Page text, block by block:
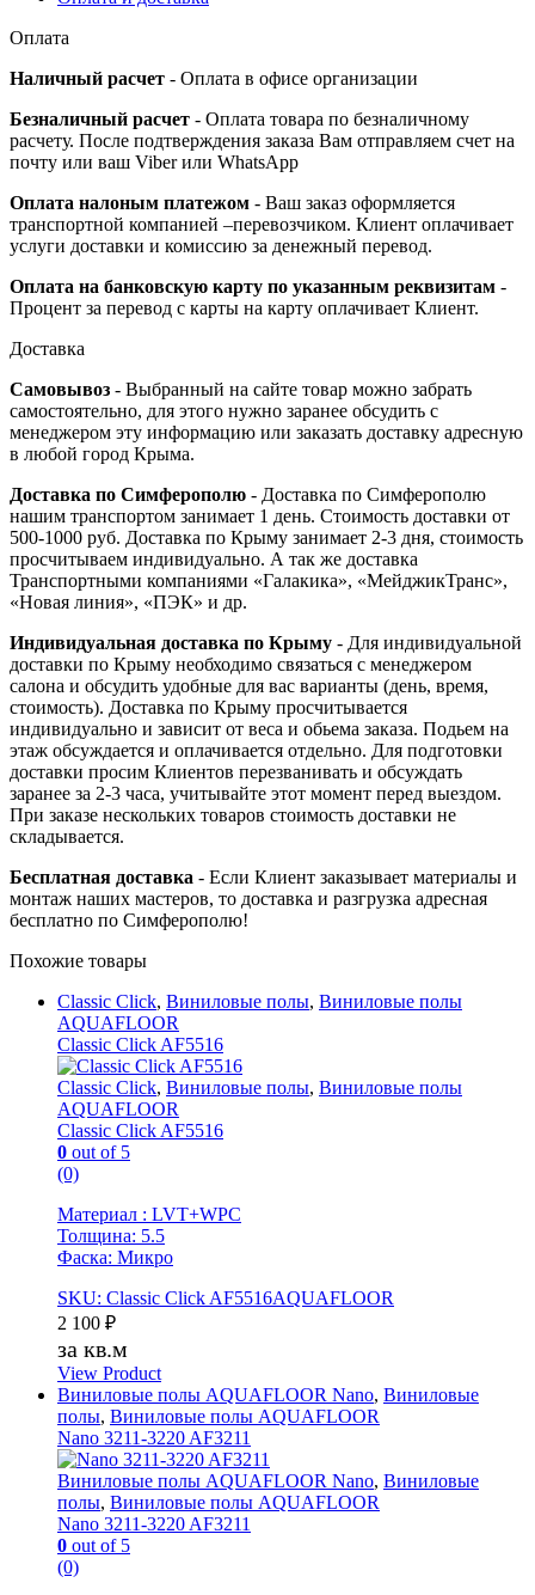
Оплата
Наличный расчет - Оплата в офисе организации
Безналичный расчет - Оплата товара по безналичному
расчету. После подтверждения заказа Вам отправляем счет на
почту или ваш Viber или WhatsApp
Оплата налоным платежом - Ваш заказ оформляется
транспортной компанией –перевозчиком. Клиент оплачивает
услуги доставки и комиссию за денежный перевод.
Оплата на банковскую карту по указанным реквизитам -
Процент за перевод с карты на карту оплачивает Клиент.
Доставка
Самовывоз - Выбранный на сайте товар можно забрать
самостоятельно, для этого нужно заранее обсудить с
менеджером эту информацию или заказать доставку адресную
в любой город Крыма.
Доставка по Симферополю - Доставка по Симферополю
нашим транспортом занимает 1 день. Стоимость доставки от
500-1000 руб. Доставка по Крыму занимает 2-3 дня, стоимость
просчитываем индивидуально. А так же доставка
Транспортными компаниями «Галакика», «МейджикТранс»,
«Новая линия», «ПЭК» и др.
Индивидуальная доставка по Крыму - Для индивидуальной
доставки по Крыму необходимо связаться с менеджером
салона и обсудить удобные для вас варианты (день, время,
стоимость). Доставка по Крыму просчитывается
индивидуально и зависит от веса и обьема заказа. Подьем на
этаж обсуждается и оплачивается отдельно. Для подготовки
доставки просим Клиентов перезванивать и обсуждать
заранее за 2-3 часа, учитывайте этот момент перед выездом.
При заказе нескольких товаров стоимость доставки не
складывается.
Бесплатная доставка - Если Клиент заказывает материалы и
монтаж наших мастеров, то доставка и разгрузка адресная
бесплатно по Симферополю!
Похожие товары
Classic Click, Виниловые полы, Виниловые полы
AQUAFLOOR
Classic Click AF5516
Classic Click, Виниловые полы, Виниловые полы
AQUAFLOOR
Classic Click AF5516
0 out of 5
(0)
Материал : LVT+WPC
Толщина: 5.5
Фаска: Микро
SKU: Classic Click AF5516AQUAFLOOR
2 100 ₽
за кв.м
View Product
Виниловые полы AQUAFLOOR Nano, Виниловые
полы, Виниловые полы AQUAFLOOR
Nano 3211-3220 AF3211
Виниловые полы AQUAFLOOR Nano, Виниловые
полы, Виниловые полы AQUAFLOOR
Nano 3211-3220 AF3211
0 out of 5
(0)